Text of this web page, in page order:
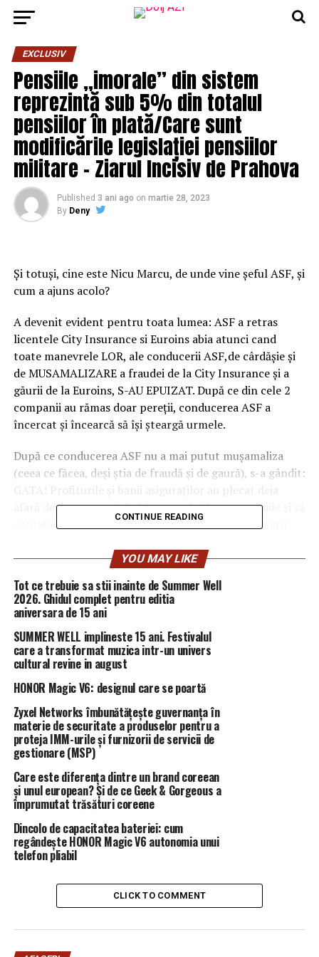
EXCLUSIV
Pensiile „imorale” din sistem
reprezintă sub 5% din totalul
pensiilor în plată/Care sunt
modificările legislației pensiilor
militare – Ziarul Incisiv de Prahova
Published 3 ani ago on martie 28, 2023
By Deny
Și totuși, cine este Nicu Marcu, de unde vine șeful ASF, și
cum a ajuns acolo?
A devenit evident pentru toata lumea: ASF a retras
licentele City Insurance si Euroins abia atunci cand
toate manevrele LOR, ale conducerii ASF,de cârdășie și
de MUSAMALIZARE a fraudei de la City Insurance și a
găurii de la Euroins, S-AU EPUIZAT. După ce din cele 2
companii au rămas doar pereții, conducerea ASF a
încercat și încearcă să își șteargă urmele.
După ce conducerea ASF nu a mai putut mușamaliza
(ceea ce făcea, deși știa de fraudă și de gaură), s-a gândit:
GATA! Profiturile și banii asiguraților au plecat deja
afară deci e momentul să înmormântăm companiile și să
contabilizăm atât frauda cât și gaura. Nu la acționarii
În contextul în care am arătat, documentat și investigat
încă din ianuarie 2021 că asta se va întâmpla, îi
mulțumesc lui Cătălin Tolontan și Recorder (On the
eforturi, printr-un cuvânt atât de complex:
,,BIOGRAFIA”.
Sunt conștient că într-o emisiune de radio, TV, podcast,
pe net, este o adevărată artă să găsești un cuvânt care
sintetizează totul, iar acest cuvânt găsit de Cătălin a
fost: BIOGRAFIA (lui Nicu Marcu), pentru care mi-a dat
credit că am făcut-o, încă de timpuriu. Așa cum a făcut-
o de multe ori.
,,Cine este Nicu Marcu, de unde vine șeful ASF de azi și
cum a ajuns acolo?”
,,Aici trebuie să îi dăm credit lui Radu Soviani în sensul
mea – ianuarie 2021), adică a simțit nevoia de a face
BIOGRAFIA acestui personaj”,a răspuns Cătălin
CONTINUE READING
YOU MAY LIKE
Tot ce trebuie sa stii inainte de Summer Well
2026. Ghidul complet pentru editia
aniversara de 15 ani
SUMMER WELL implineste 15 ani. Festivalul
care a transformat muzica intr-un univers
cultural revine in august
HONOR Magic V6: designul care se poartă
Zyxel Networks îmbunătățește guvernanța în
materie de securitate a produselor pentru a
proteja IMM-urile și furnizorii de servicii de
gestionare (MSP)
Care este diferența dintre un brand coreean
și unul european? Și de ce Geek & Gorgeous a
împrumutat trăsături coreene
Dincolo de capacitatea bateriei: cum
regândește HONOR Magic V6 autonomia unui
telefon pliabil
CLICK TO COMMENT